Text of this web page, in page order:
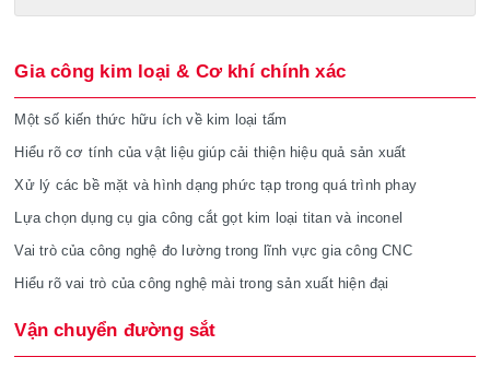
Gia công kim loại & Cơ khí chính xác
Một số kiến thức hữu ích về kim loại tấm
Hiểu rõ cơ tính của vật liệu giúp cải thiện hiệu quả sản xuất
Xử lý các bề mặt và hình dạng phức tạp trong quá trình phay
Lựa chọn dụng cụ gia công cắt gọt kim loại titan và inconel
Vai trò của công nghệ đo lường trong lĩnh vực gia công CNC
Hiểu rõ vai trò của công nghệ mài trong sản xuất hiện đại
Vận chuyển đường sắt